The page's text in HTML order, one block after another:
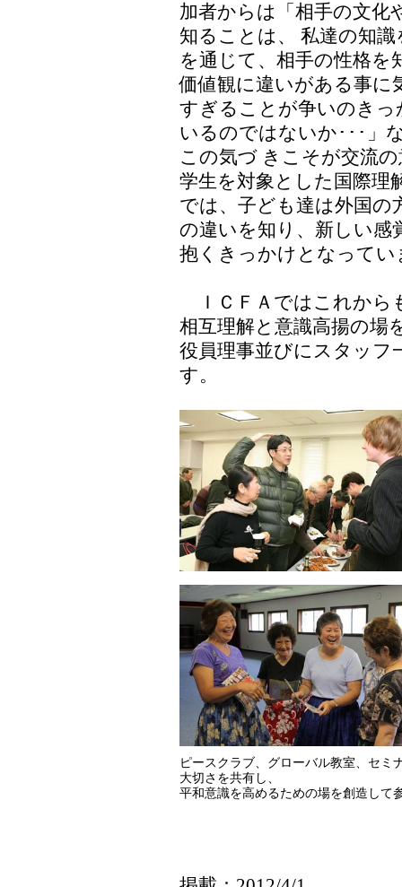
加者からは「相手の文化
知ることは、 私達の知
を通じて、相手の性格を
価値観に違いがある事に
すぎることが争いのき
いるのではないか･･･」
この気づ きこそが交流
学生を対象とした国際理
では、子ども達は外国の
の違いを知り、新しい感
抱くきっかけとなってい
ＩＣＦＡではこれから
相互理解と意識高揚の場
役員理事並びにスタッフ
す。
ピースクラブ、グローバル教室、セミ
大切さを共有し、
平和意識を高めるための場を創造して